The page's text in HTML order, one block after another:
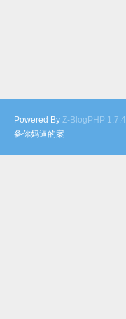
Powered By Z-BlogPHP 1.7.4
备你妈逼的案